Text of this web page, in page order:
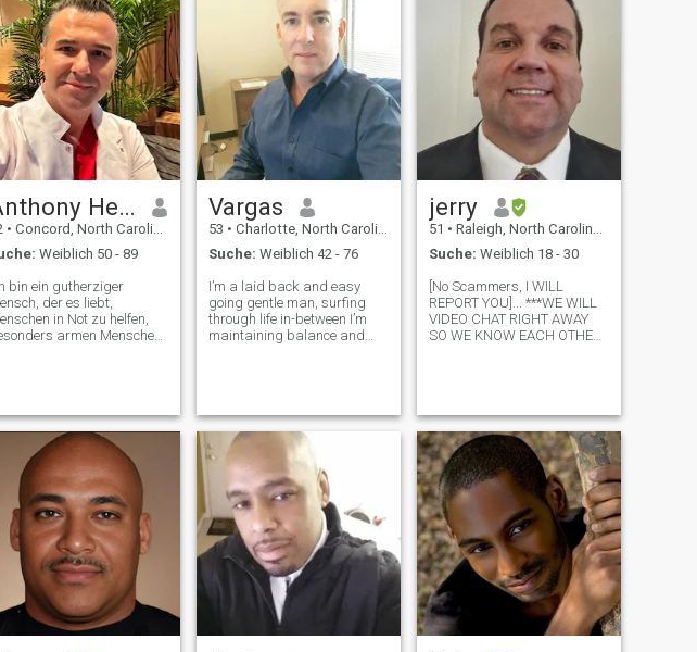
Anthony Henry
• Concord, North Carolina, USA
Weiblich 50 - 89
bin ein gutherziger
der es liebt,
in Not zu helfen,
armen Menschen
bringt. In die
zu gehen ist ein
Teil meines Lebens,
ich Frieden und Kraft
Ich kümmere mich um
um mich und versuche
ihn zu unterstützen
mich um ihn zu
Ich glaube an
und finde es
denen zu vergeben, die
wehgetan haben, weil ich
und Verständnis vor
schätze
Vargas
53 • Charlotte, North Carolina, USA
Suche: Weiblich 42 - 76
I’m a laid back and easy
going gentle man, surfing
through life in-between I’m
maintaining balance and
living up to good standard
jerry
51 • Raleigh, North Carolina, USA
Suche: Weiblich 18 - 30
[No Scammers, I WILL
REPORT YOU]... ***WE WILL
VIDEO CHAT RIGHT AWAY
SO WE KNOW EACH OTHER
SMART (I DON'T GET
SCAMMED), WITTY, SEXY,
HUMEROUS, TRUSTWORT